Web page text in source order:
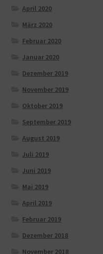
April 2020
März 2020
Februar 2020
Januar 2020
Dezember 2019
November 2019
Oktober 2019
September 2019
August 2019
Juli 2019
Juni 2019
Mai 2019
April 2019
Februar 2019
Dezember 2018
November 2018